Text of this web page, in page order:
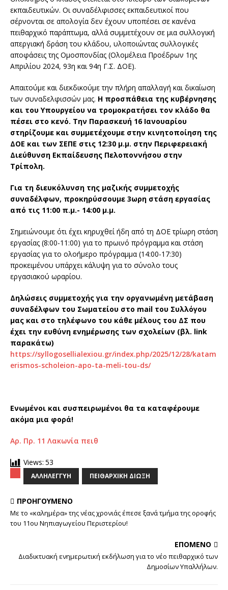
εκπαιδευτικών. Οι συναδέλφισσες εκπαιδευτικοί που
σέρνονται σε απολογία δεν έχουν υποπέσει σε κανένα
πειθαρχικό παράπτωμα, αλλά συμμετέχουν σε μια συλλογική
απεργιακή δράση του κλάδου, υλοποιώντας συλλογικές
αποφάσεις της Ομοσπονδίας (Ολομέλεια Προέδρων 1ης
Απριλίου 2024, 93η και 94η Γ.Σ. ΔΟΕ).
Απαιτούμε και διεκδικούμε την πλήρη απαλλαγή και δικαίωση
των συναδελφισσών μας. Η προσπάθεια της κυβέρνησης
και του Υπουργείου να τρομοκρατήσει τον κλάδο θα
πέσει στο κενό. Την Παρασκευή 16 Ιανουαρίου
στηρίζουμε και συμμετέχουμε στην κινητοποίηση της
ΔΟΕ και των ΣΕΠΕ στις 12:30 μ.μ. στην Περιφερειακή
Διεύθυνση Εκπαίδευσης Πελοποννήσου στην
Τρίπολη.
Για τη διευκόλυνση της μαζικής συμμετοχής
συναδέλφων, προκηρύσσουμε 3ωρη στάση εργασίας
από τις 11:00 π.μ.- 14:00 μ.μ.
Σημειώνουμε ότι έχει κηρυχθεί ήδη από τη ΔΟΕ τρίωρη στάση
εργασίας (8:00-11:00) για το πρωινό πρόγραμμα και στάση
εργασίας για το ολοήμερο πρόγραμμα (14:00-17:30)
προκειμένου υπάρχει κάλυψη για το σύνολο τους
εργασιακού ωραρίου.
Δηλώσεις συμμετοχής για την οργανωμένη μετάβαση
συναδέλφων του Σωματείου στο mail του Συλλόγου
μας και στο τηλέφωνο του κάθε μέλους του ΔΣ που
έχει την ευθύνη ενημέρωσης των σχολείων (βλ. link
παρακάτω)
https://syllogosellialexiou.gr/index.php/2025/12/28/katam
erismos-scholeion-apo-ta-meli-tou-ds/
Ενωμένοι και συσπειρωμένοι θα τα καταφέρουμε
ακόμα μια φορά!
Αρ. Πρ. 11 Λακωνία πειθ
Views: 53
ΑΛΛΗΛΕΓΓΎΗ ΠΕΙΘΑΡΧΙΚΉ ΔΊΩΞΗ
ΠΡΟΗΓΟΎΜΕΝΟ
Με το «καλημέρα» της νέας χρονιάς έπεσε ξανά τμήμα της οροφής
του 11ου Νηπιαγωγείου Περιστερίου!
ΕΠΌΜΕΝΟ
Διαδικτυακή ενημερωτική εκδήλωση για το νέο πειθαρχικό των
Δημοσίων Υπαλλήλων.